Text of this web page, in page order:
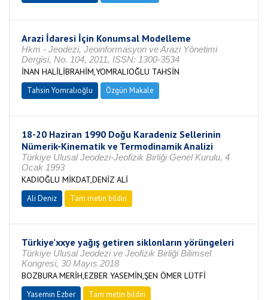
Arazi İdaresi İçin Konumsal Modelleme
Hkm - Jeodezi, Jeoinformasyon ve Arazi Yönetimi
Dergisi, No. 104, 2011, ISSN: 1300-3534
İNAN HALİLİBRAHİM,YOMRALIOĞLU TAHSİN
Tahsin Yomralıoğlu Özgün Makale
18-20 Haziran 1990 Doğu Karadeniz Sellerinin
Nümerik-Kinematik ve Termodinamik Analizi
Türkiye Ulusal Jeodezi-Jeofizik Birliği Genel Kurulu, 4
Ocak 1993
KADIOĞLU MİKDAT,DENİZ ALİ
Ali Deniz Tam metin bildiri
Türkiye’xxye yağış getiren siklonların yörüngeleri
Türkiye Ulusal Jeodezi ve Jeofizik Birliği Bilimsel
Kongresi, 30 Mayıs 2018
BOZBURA MERİH,EZBER YASEMİN,ŞEN ÖMER LÜTFİ
Yasemin Ezber Tam metin bildiri